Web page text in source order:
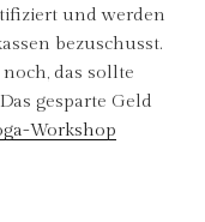
und werden
bezuschusst.
das sollte
gesparte Geld
Workshop